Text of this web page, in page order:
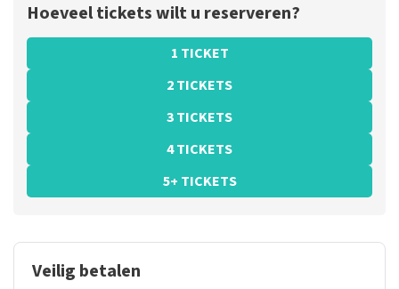
Hoeveel tickets wilt u reserveren?
1 TICKET
2 TICKETS
3 TICKETS
4 TICKETS
5+ TICKETS
Veilig betalen